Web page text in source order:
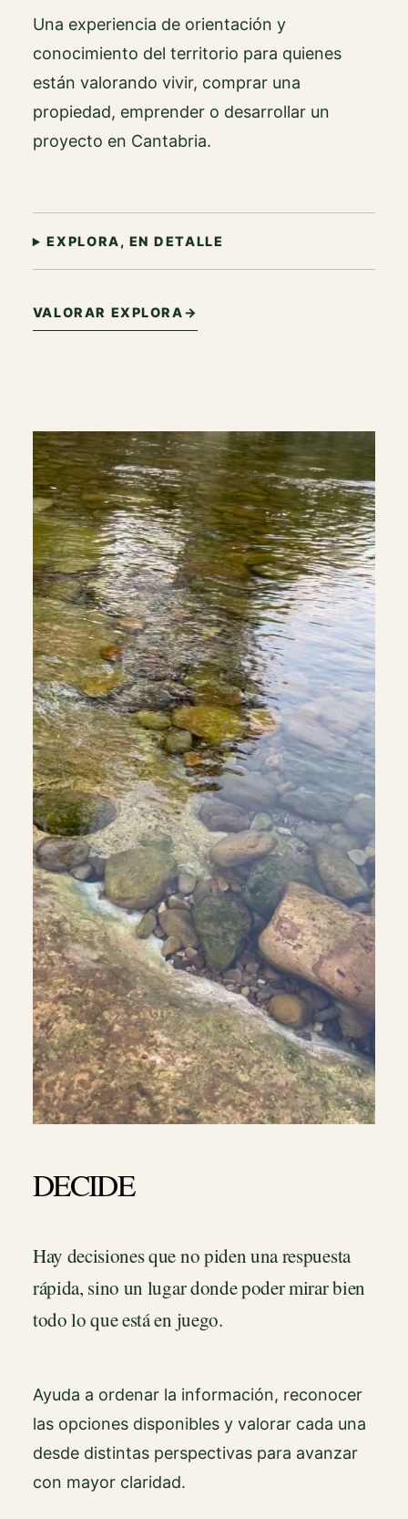
Una experiencia de orientación y
conocimiento del territorio para quienes
están valorando vivir, comprar una
propiedad, emprender o desarrollar un
proyecto en Cantabria.
EXPLORA, EN DETALLE
VALORAR EXPLORA→
DECIDE
Hay decisiones que no piden una respuesta
rápida, sino un lugar donde poder mirar bien
todo lo que está en juego.
Ayuda a ordenar la información, reconocer
las opciones disponibles y valorar cada una
desde distintas perspectivas para avanzar
con mayor claridad.